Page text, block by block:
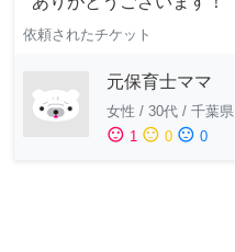
依頼されたチケット
元保育士ママ
女性 / 30代 / 千葉県
sentiment_satisfied 1 sentiment_neutral 0 sentiment_dissatisfied 0